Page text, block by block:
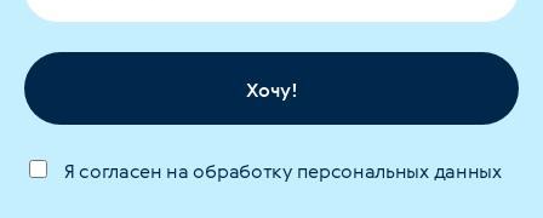
Хочу!
Я согласен на обработку персональных данных